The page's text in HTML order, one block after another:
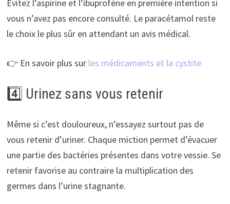
Évitez l’aspirine et l’ibuprofène en première intention si
vous n’avez pas encore consulté. Le paracétamol reste
le choix le plus sûr en attendant un avis médical.
👉 En savoir plus sur les médicaments et la cystite
4️⃣ Urinez sans vous retenir
Même si c’est douloureux, n’essayez surtout pas de
vous retenir d’uriner. Chaque miction permet d’évacuer
une partie des bactéries présentes dans votre vessie. Se
retenir favorise au contraire la multiplication des
germes dans l’urine stagnante.